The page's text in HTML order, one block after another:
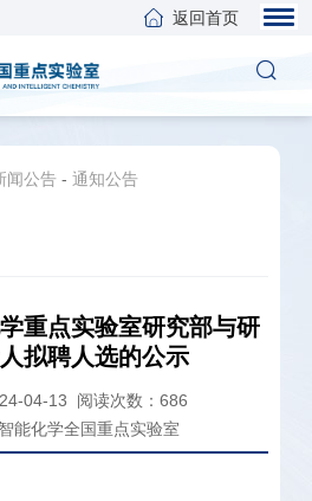
返回首页
闻公告- 通知公告
重点实验室研究部与研
拟聘人选的公示
04-13 阅读次数： 686
能化学全国重点实验室